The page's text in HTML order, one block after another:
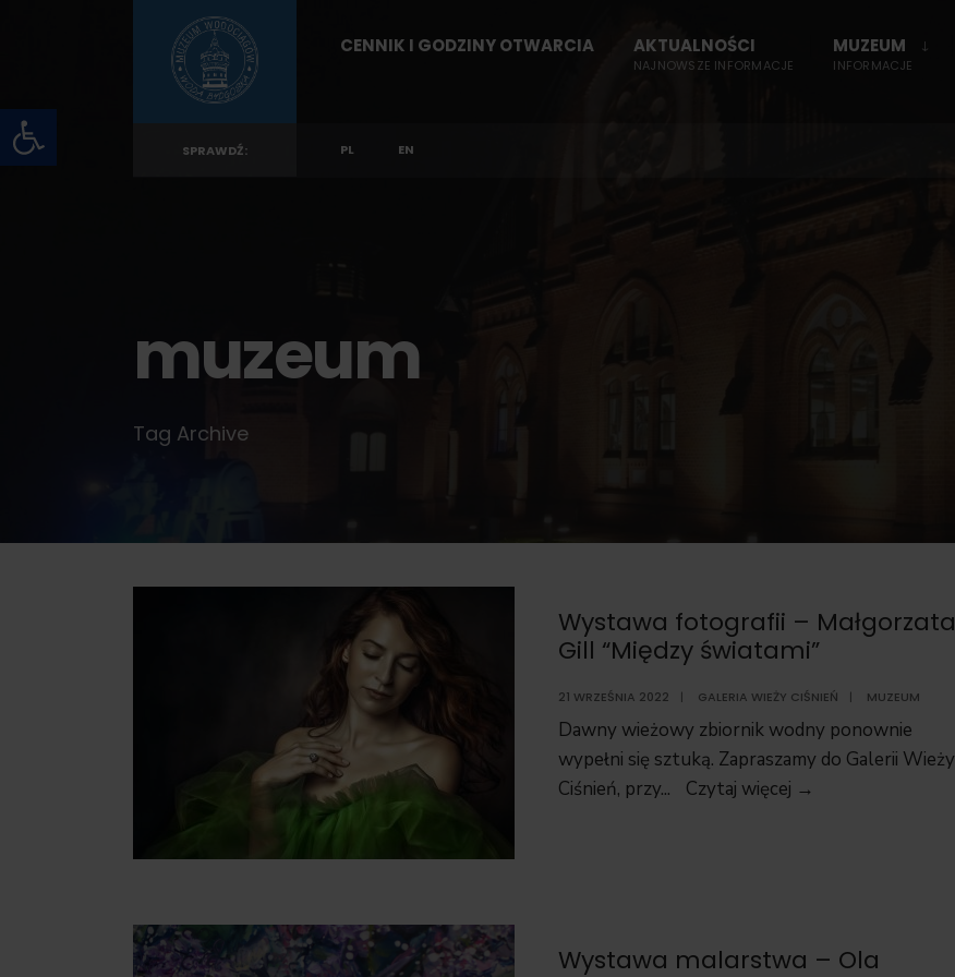
Otwórz pasek narzędzi
content
CENNIK I GODZINY OTWARCIA AKTUALNOŚCI
NAJNOWSZE INFORMACJE
MUZEUM
INFORMACJE
SPRAWDŹ: PL EN
muzeum
Tag Archive
Wystawa fotografii – Małgorzata
Gill “Między światami”
21 WRZEŚNIA 2022 | GALERIA WIEŻY CIŚNIEŃ | MUZEUM
Dawny wieżowy zbiornik wodny ponownie
wypełni się sztuką. Zapraszamy do Galerii Wieży
Ciśnień, przy... Czytaj więcej →
światami”
Wystawa malarstwa – Ola